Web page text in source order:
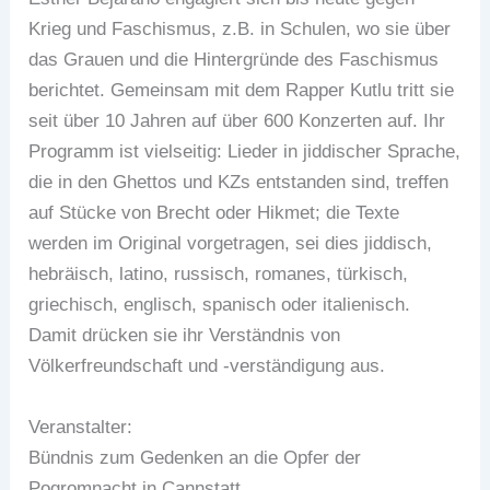
Krieg und Faschismus, z.B. in Schulen, wo sie über
das Grauen und die Hintergründe des Faschismus
berichtet. Gemeinsam mit dem Rapper Kutlu tritt sie
seit über 10 Jahren auf über 600 Konzerten auf. Ihr
Programm ist vielseitig: Lieder in jiddischer Sprache,
die in den Ghettos und KZs entstanden sind, treffen
auf Stücke von Brecht oder Hikmet; die Texte
werden im Original vorgetragen, sei dies jiddisch,
hebräisch, latino, russisch, romanes, türkisch,
griechisch, englisch, spanisch oder italienisch.
Damit drücken sie ihr Verständnis von
Völkerfreundschaft und -verständigung aus.
Veranstalter:
Bündnis zum Gedenken an die Opfer der